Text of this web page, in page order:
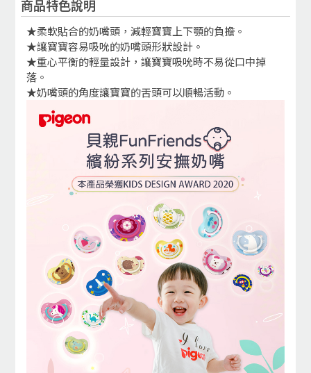
商品特色說明
★柔軟貼合的奶嘴頭，減輕寶寶上下顎的負擔。
★讓寶寶容易吸吮的奶嘴頭形狀設計。
★重心平衡的輕量設計，讓寶寶吸吮時不易從口中掉
落。
★奶嘴頭的角度讓寶寶的舌頭可以順暢活動。